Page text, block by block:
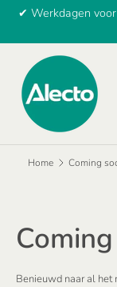
✔ Werkdagen
Zoeken
Zoeken
Home Coming
Benieuwd naar al het